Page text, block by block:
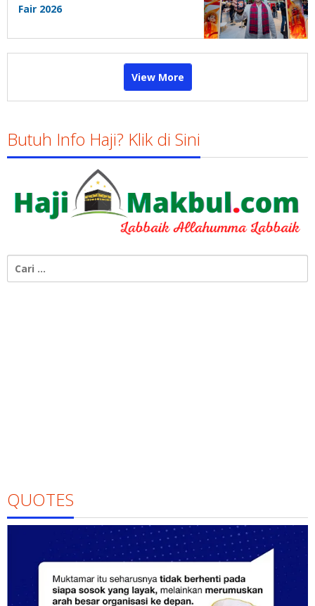
Fair 2026
View More
Butuh Info Haji? Klik di Sini
untuk:
QUOTES